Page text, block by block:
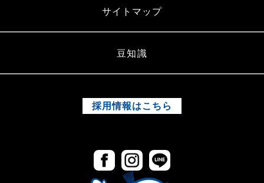
サイトマップ
豆知識
採用情報はこちら